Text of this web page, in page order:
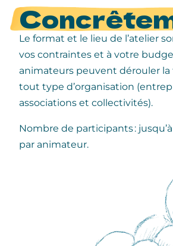
Le format et le lieu de l’atelier
vos contraintes et à votre
animateurs peuvent dérouler la
tout type d’organisation
associations et collectivités).
Nombre de participants :
par animateur.